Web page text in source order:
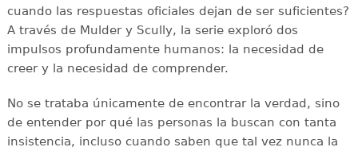
cuando las respuestas oficiales dejan de ser suficientes?
A través de Mulder y Scully, la serie exploró dos
impulsos profundamente humanos: la necesidad de
creer y la necesidad de comprender.
No se trataba únicamente de encontrar la verdad, sino
de entender por qué las personas la buscan con tanta
insistencia, incluso cuando saben que tal vez nunca la